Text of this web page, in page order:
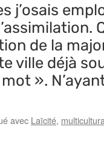
j’osais
de la
ville déjà
».
avec Laïcité,